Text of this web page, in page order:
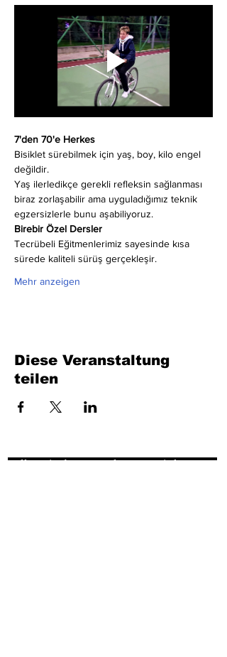
7'den 70'e Herkes
Bisiklet sürebilmek için yaş, boy, kilo engel
değildir.
Yaş ilerledikçe gerekli refleksin sağlanması
biraz zorlaşabilir ama uyguladığımız teknik
egzersizlerle bunu aşabiliyoruz.
Birebir Özel Dersler
Tecrübeli Eğitmenlerimiz sayesinde kısa
sürede kaliteli sürüş gerçekleşir.
Mehr anzeigen
Diese Veranstaltung
teilen
Füllen Sie das Formular aus. Wir kommen